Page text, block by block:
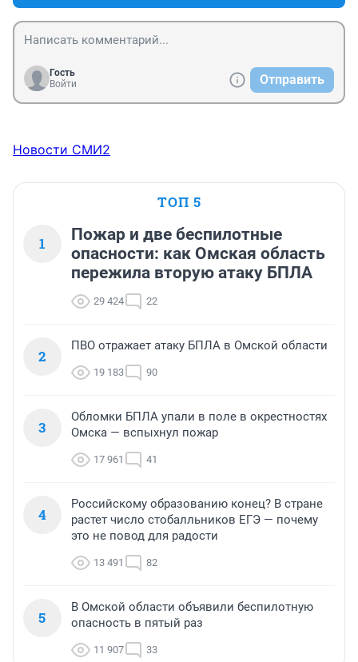
Гость
Войти
Отправить
Новости СМИ2
ТОП 5
1
Пожар и две беспилотные
опасности: как Омская область
пережила вторую атаку БПЛА
29 424 22
2
ПВО отражает атаку БПЛА в Омской области
19 183 90
3
Обломки БПЛА упали в поле в окрестностях
Омска — вспыхнул пожар
17 961 41
4
Российскому образованию конец? В стране
растет число стобалльников ЕГЭ — почему
это не повод для радости
13 491 82
5
В Омской области объявили беспилотную
опасность в пятый раз
11 907 33